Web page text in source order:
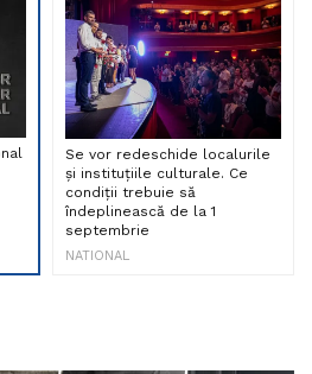
Se vor redeschide localurile
și instituțiile culturale. Ce
condiții trebuie să
îndeplinească de la 1
septembrie
NATIONAL